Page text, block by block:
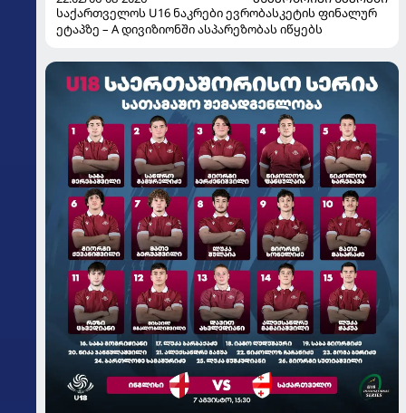
საქართველოს U16 ნაკრები ევრობასკეტის ფინალურ
ეტაპზე – A დივიზიონში ასპარეზობას იწყებს